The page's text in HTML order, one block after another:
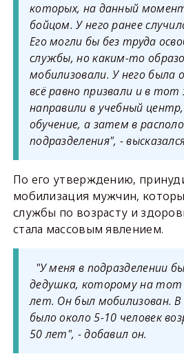
которых, на данный
бойцом. У него ранее
Его могли бы без труда
службы, но каким-то
мобилизовали. У него была
всё равно призвали и в тот
направили в учебный
обучение, а затем в
подразделения", -
По его утверждению,
мобилизация мужчин,
службы по возрасту и
стала массовым явлением.
"У меня в подразделении
дедушка, которому на
лет. Он был мобилизован.
было около 5-10 человек
50 лет", - добавил он.